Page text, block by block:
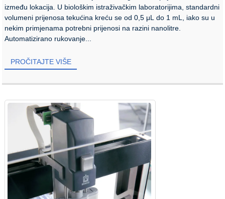
između lokacija. U biološkim istraživačkim laboratorijima, standardni
volumeni prijenosa tekućina kreću se od 0,5 μL do 1 mL, iako su u
nekim primjenama potrebni prijenosi na razini nanolitre.
Automatizirano rukovanje...
PROČITAJTE VIŠE